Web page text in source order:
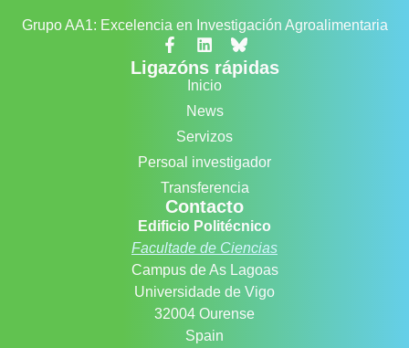
Grupo AA1: Excelencia en Investigación Agroalimentaria
Ligazóns rápidas
Inicio
News
Servizos
Persoal investigador
Transferencia
Contacto
Edificio Politécnico
Facultade de Ciencias
Campus de As Lagoas
Universidade de Vigo
32004 Ourense
Spain